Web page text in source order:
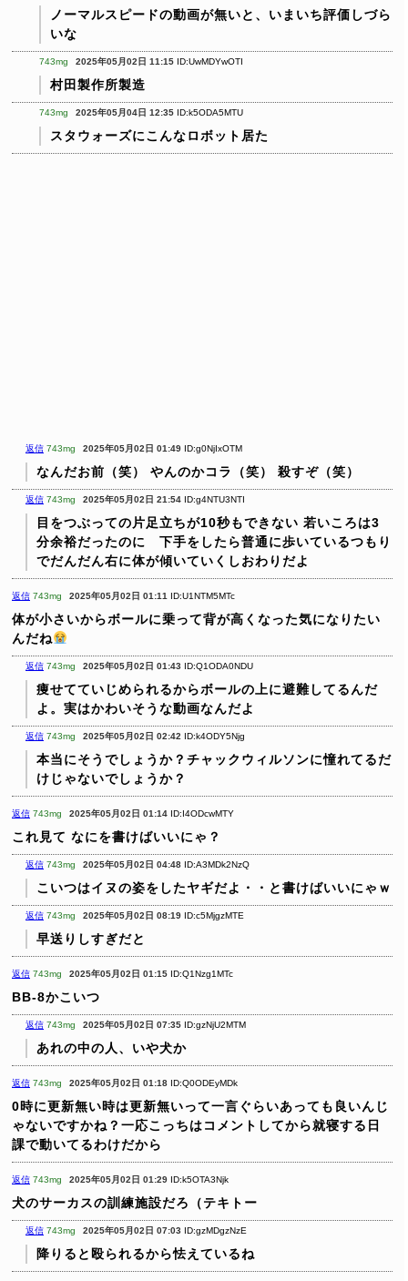
ノーマルスピードの動画が無いと、いまいち評価しづら
いな
743mg 2025年05月02日 11:15 ID:UwMDYwOTI
村田製作所製造
743mg 2025年05月04日 12:35 ID:k5ODA5MTU
スタウォーズにこんなロボット居た
返信 743mg 2025年05月02日 01:49 ID:g0NjIxOTM
なんだお前（笑） やんのかコラ（笑） 殺すぞ（笑）
返信 743mg 2025年05月02日 21:54 ID:g4NTU3NTI
目をつぶっての片足立ちが10秒もできない 若いころは3
分余裕だったのに 下手をしたら普通に歩いているつもり
でだんだん右に体が傾いていくしおわりだよ
返信 743mg 2025年05月02日 01:11 ID:U1NTM5MTc
体が小さいからボールに乗って背が高くなった気になりたい
んだね
返信 743mg 2025年05月02日 01:43 ID:Q1ODA0NDU
痩せてていじめられるからボールの上に避難してるんだ
よ。実はかわいそうな動画なんだよ
返信 743mg 2025年05月02日 02:42 ID:k4ODY5Njg
本当にそうでしょうか？チャックウィルソンに憧れてるだ
けじゃないでしょうか？
返信 743mg 2025年05月02日 01:14 ID:I4ODcwMTY
これ見て なにを書けばいいにゃ？
返信 743mg 2025年05月02日 04:48 ID:A3MDk2NzQ
こいつはイヌの姿をしたヤギだよ・・と書けばいいにゃｗ
返信 743mg 2025年05月02日 08:19 ID:c5MjgzMTE
早送りしすぎだと
返信 743mg 2025年05月02日 01:15 ID:Q1Nzg1MTc
BB-8かこいつ
返信 743mg 2025年05月02日 07:35 ID:gzNjU2MTM
あれの中の人、いや犬か
返信 743mg 2025年05月02日 01:18 ID:Q0ODEyMDk
0時に更新無い時は更新無いって一言ぐらいあっても良いんじ
ゃないですかね？一応こっちはコメントしてから就寝する日
課で動いてるわけだから
返信 743mg 2025年05月02日 01:29 ID:k5OTA3Njk
犬のサーカスの訓練施設だろ（テキトー
返信 743mg 2025年05月02日 07:03 ID:gzMDgzNzE
降りると殴られるから怯えているね